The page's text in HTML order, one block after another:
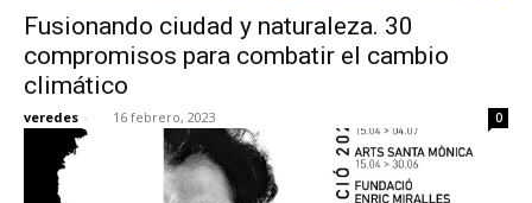
Fusionando ciudad y naturaleza. 30
compromisos para combatir el cambio
climático
veredes - 16 febrero, 2023 0